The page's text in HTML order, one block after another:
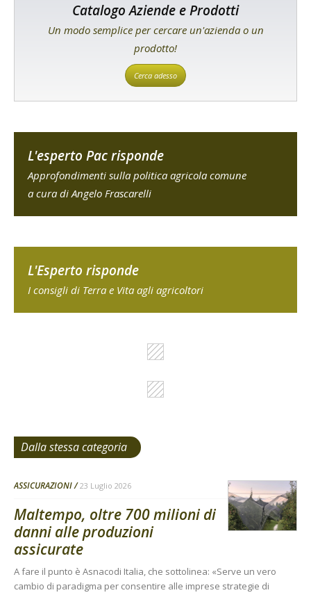
Catalogo Aziende e Prodotti
Un modo semplice per cercare un'azienda o un
prodotto!
Cerca adesso
L'esperto Pac risponde
Approfondimenti sulla politica agricola comune
a cura di Angelo Frascarelli
L'Esperto risponde
I consigli di Terra e Vita agli agricoltori
Dalla stessa categoria
ASSICURAZIONI 23 Luglio 2026
Maltempo, oltre 700 milioni di
danni alle produzioni
assicurate
A fare il punto è Asnacodi Italia, che sottolinea: «Serve un vero
cambio di paradigma per consentire alle imprese strategie di